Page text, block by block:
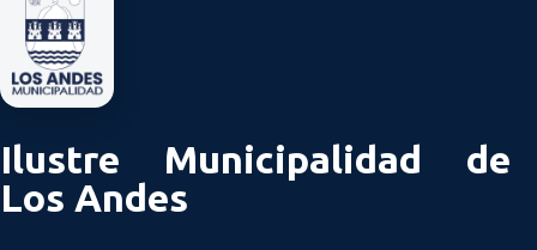
Ilustre Municipalidad de
Los Andes